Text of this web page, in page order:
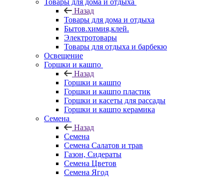
Товары для дома и отдыха
Назад
Товары для дома и отдыха
Бытов.химия,клей.
Электротовары
Товары для отдыха и барбекю
Освещение
Горшки и кашпо
Назад
Горшки и кашпо
Горшки и кашпо пластик
Горшки и касеты для рассады
Горшки и кашпо керамика
Семена
Назад
Семена
Семена Салатов и трав
Газон, Сидераты
Семена Цветов
Семена Ягод